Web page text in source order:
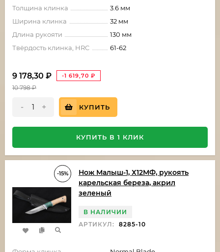
Толщина клинка
3.6 мм
Ширина клинка
32 мм
Длина рукояти
130 мм
Твёрдость клинка, HRC
61-62
9 178,30 ₽ -1 619,70 ₽
10 798₽
- + КУПИТЬ
КУПИТЬ В 1 КЛИК
-15%
Нож Малыш-1, Х12МФ, рукоять
карельская береза, акрил
зеленый
В НАЛИЧИИ
АРТИКУЛ:
8285-10